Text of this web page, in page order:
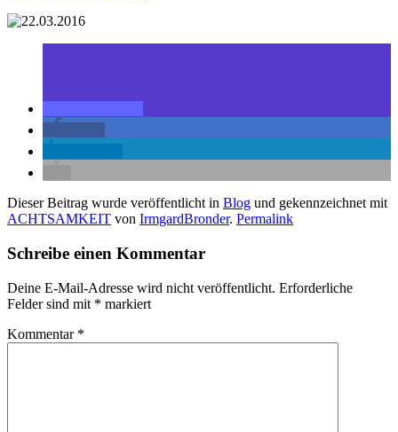
Dieser Beitrag wurde veröffentlicht in Blog und gekennzeichnet mit
ACHTSAMKEIT von IrmgardBronder. Permalink
Schreibe einen Kommentar
Deine E-Mail-Adresse wird nicht veröffentlicht. Erforderliche
Felder sind mit * markiert
Kommentar *